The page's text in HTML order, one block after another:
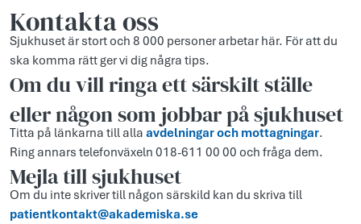
Kontakta oss
Sjukhuset är stort och 8 000 personer arbetar här. För att du
ska komma rätt ger vi dig några tips.
Om du vill ringa ett särskilt ställe
eller någon som jobbar på sjukhuset
Titta på länkarna till alla avdelningar och mottagningar.
Ring annars telefonväxeln 018-611 00 00 och fråga dem.
Mejla till sjukhuset
Om du inte skriver till någon särskild kan du skriva till
patientkontakt@akademiska.se